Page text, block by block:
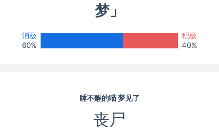
梦」
消极
60%
积极
40%
睡不醒的喵梦见了
丧尸